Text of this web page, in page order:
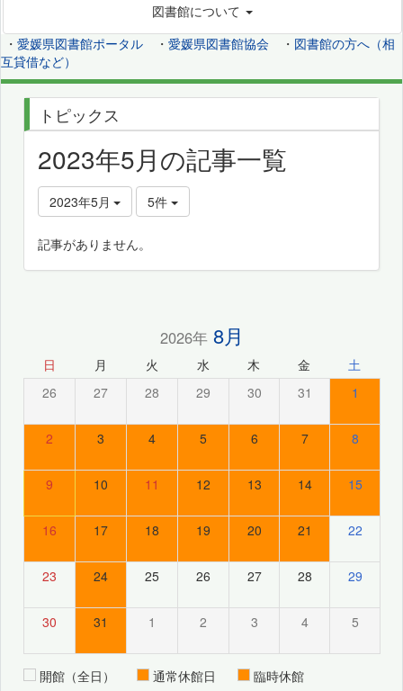
図書館について
・ 愛媛県図書館ポータル ・ 愛媛県図書館協会 ・ 図書館の方へ（相
互貸借など）
トピックス
2023年5月の記事一覧
2023年5月 5件
記事がありません。
2026年8月
日 月 火 水 木 金 土
26 27 28 29 30 31 1
2 3 4 5 6 7 8
9 10 11 12 13 14 15
16 17 18 19 20 21 22
23 24 25 26 27 28 29
30 31 1 2 3 4 5
開館（全日） 通常休館日
臨時休館